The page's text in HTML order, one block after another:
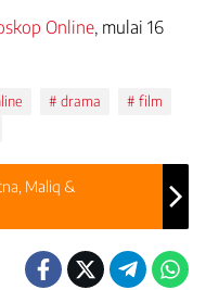
Online, mulai 16
drama
film
Maliq &